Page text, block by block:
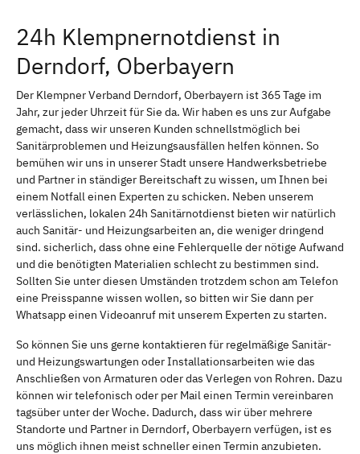
24h Klempnernotdienst in
Derndorf, Oberbayern
Der Klempner Verband Derndorf, Oberbayern ist 365 Tage im
Jahr, zur jeder Uhrzeit für Sie da. Wir haben es uns zur Aufgabe
gemacht, dass wir unseren Kunden schnellstmöglich bei
Sanitärproblemen und Heizungsausfällen helfen können. So
bemühen wir uns in unserer Stadt unsere Handwerksbetriebe
und Partner in ständiger Bereitschaft zu wissen, um Ihnen bei
einem Notfall einen Experten zu schicken. Neben unserem
verlässlichen, lokalen 24h Sanitärnotdienst bieten wir natürlich
auch Sanitär- und Heizungsarbeiten an, die weniger dringend
sind. sicherlich, dass ohne eine Fehlerquelle der nötige Aufwand
und die benötigten Materialien schlecht zu bestimmen sind.
Sollten Sie unter diesen Umständen trotzdem schon am Telefon
eine Preisspanne wissen wollen, so bitten wir Sie dann per
Whatsapp einen Videoanruf mit unserem Experten zu starten.
So können Sie uns gerne kontaktieren für regelmäßige Sanitär-
und Heizungswartungen oder Installationsarbeiten wie das
Anschließen von Armaturen oder das Verlegen von Rohren. Dazu
können wir telefonisch oder per Mail einen Termin vereinbaren
tagsüber unter der Woche. Dadurch, dass wir über mehrere
Standorte und Partner in Derndorf, Oberbayern verfügen, ist es
uns möglich ihnen meist schneller einen Termin anzubieten.